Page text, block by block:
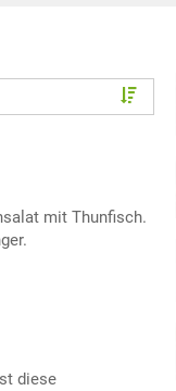
mit Thunfisch.
diese